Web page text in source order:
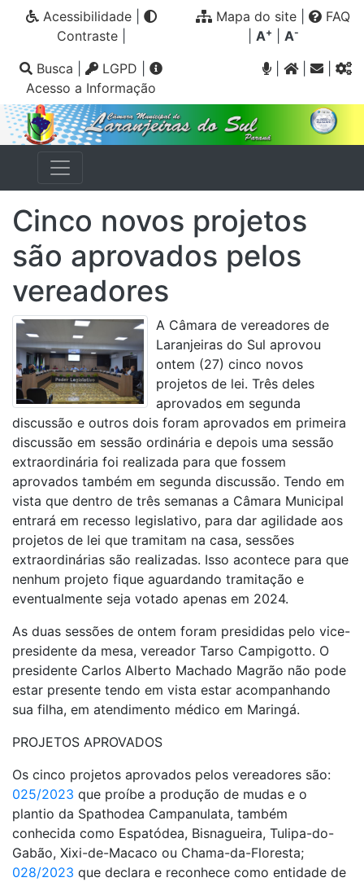
Acessibilidade|
Contraste|
Mapa do site
FAQ
A+ A-
Busca LGPD
Acesso a Informação
|
Cinco novos projetos
são aprovados pelos
vereadores
A Câmara de vereadores de
Laranjeiras do Sul aprovou
ontem (27) cinco novos
projetos de lei. Três deles
aprovados em segunda
discussão e outros dois foram aprovados em primeira
discussão em sessão ordinária e depois uma sessão
extraordinária foi realizada para que fossem
aprovados também em segunda discussão. Tendo em
vista que dentro de três semanas a Câmara Municipal
entrará em recesso legislativo, para dar agilidade aos
projetos de lei que tramitam na casa, sessões
extraordinárias são realizadas. Isso acontece para que
nenhum projeto fique aguardando tramitação e
eventualmente seja votado apenas em 2024.
As duas sessões de ontem foram presididas pelo vice-
presidente da mesa, vereador Tarso Campigotto. O
presidente Carlos Alberto Machado Magrão não pode
estar presente tendo em vista estar acompanhando
sua filha, em atendimento médico em Maringá.
PROJETOS APROVADOS
Os cinco projetos aprovados pelos vereadores são:
025/2023 que proíbe a produção de mudas e o
plantio da Spathodea Campanulata, também
conhecida como Espatódea, Bisnagueira, Tulipa-do-
Gabão, Xixi-de-Macaco ou Chama-da-Floresta;
028/2023 que declara e reconhece como entidade de